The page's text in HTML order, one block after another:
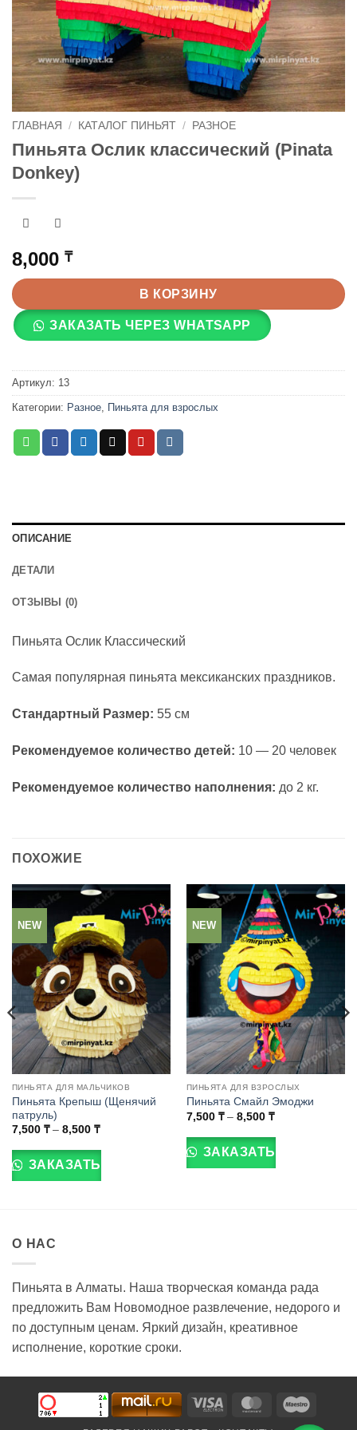
ГЛАВНАЯ / КАТАЛОГ ПИНЬЯТ / РАЗНОЕ
Пиньята Ослик классический (Pinata
Donkey)
8,000 ₸
В КОРЗИНУ
ЗАКАЗАТЬ ЧЕРЕЗ WHATSAPP
Артикул: 13
Категории: Разное Пиньята для взрослых
ОПИСАНИЕ
ДЕТАЛИ
ОТЗЫВЫ (0)
Пиньята Ослик Классический
Самая популярная пиньята мексиканских праздников.
Стандартный Размер: 55 см
Рекомендуемое количество детей: 10 — 20 человек
Рекомендуемое количество наполнения: до 2 кг.
ПОХОЖИЕ
NEW
ПИНЬЯТА ДЛЯ МАЛЬЧИКОВ
Пиньята Крепыш (Щенячий
патруль)
7,500 ₸ – 8,500 ₸Диапазон
7,500 ₸
8,500 ₸
товар
можно
выбрать
странице
товара.
ЗАКАЗАТЬ
NEW
ПИНЬЯТА ДЛЯ ВЗРОСЛЫХ
Пиньята Смайл Эмоджи
7,500 ₸ – 8,500 ₸Диапазон
7,500 ₸
8,500 ₸
товар
товара.
ЗАКАЗАТЬ
О НАС
Пиньята в Алматы. Наша творческая команда рада
предложить Вам Новомодное развлечение, недорого и
по доступным ценам. Яркий дизайн, креативное
исполнение, короткие сроки.
Visa
MasterCard